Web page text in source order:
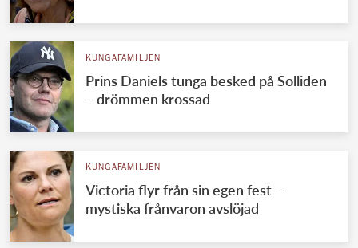
KUNGAFAMILJEN
Prins Daniels tunga besked på Solliden
– drömmen krossad
KUNGAFAMILJEN
Victoria flyr från sin egen fest –
mystiska frånvaron avslöjad